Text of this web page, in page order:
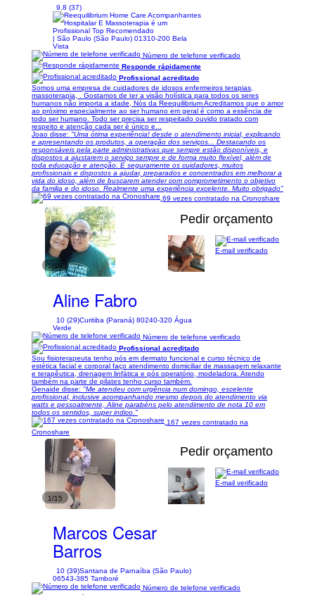
9,8 (37)
| São Paulo (São Paulo) 01310-200 Bela
Vista
Número de telefone verificado
Responde rápidamente
Profissional acreditado
Somos uma empresa de cuidadores de idosos enfermeiros terapias,
massoterapia, . Gostamos de ter a visão holística para todos os seres
humanos não importa a idade, Nós da Reequilibrium Acreditamos que o amor
ao próximo especialmente ao ser humano em geral é como a essência de
todo ser humano. Todo ser precisa ser respeitado ouvido tratado com
respeito e atenção cada ser é único e...
Joao disse: "Uma ótima experiência! desde o atendimento inicial, explicando
e apresentando os produtos, a operação dos serviços... Destacando os
responsáveis pela parte administrativas que sempre estão disponíveis, e
dispostos a ajustarem o serviço sempre e de forma muito flexível, além de
toda educação e atenção. E seguramente os cuidadores, muitos
profissionais e dispostos a ajudar, preparados e concentrados em melhorar a
vida do idoso, além de buscarem atender com comprometimento o objetivo
da familia e do idoso. Realmente uma experiência excelente. Muito obrigado"
69 vezes contratado na Cronoshare
1/10
Pedir orçamento
Aline Fabro
10 (29)Curitiba (Paraná) 80240-320 Água
Verde
E-mail verificado
Número de telefone verificado
Profissional acreditado
Sou fisioterapeuta tenho pós em dermato funcional e curso técnico de
estética facial e corporal faço atendimento domiciliar de massagem relaxante
e terapêutica, drenagem linfática e pós operatório, modeladora. Atendo
também na parte de pilates tenho curso também.
Genaide disse: "Me atendeu com urgência num domingo, escelente
profissional, inclusive acompanhando mesmo depois do atendimento via
watts e pessoalmente, Aline parabéns pelo atendimento de nota 10 em
todos os sentidos, super indico."
167 vezes contratado na
Cronoshare
1/15
Pedir orçamento
Marcos Cesar
Barros
10 (39)Santana de Parnaíba (São Paulo)
06543-385 Tamboré
E-mail verificado
Número de telefone verificado